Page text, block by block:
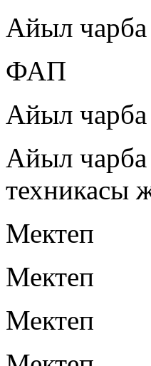
Айыл чарба
ФАП
Айыл чарба
Айыл чарба
техникасы
Мектеп
Мектеп
Мектеп